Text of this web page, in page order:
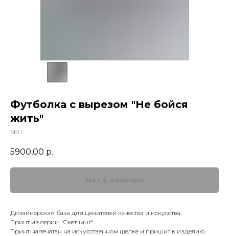
Футболка с вырезом "Не бойся
жить"
SKU:
5900,00 р.
Дизайнерская база для ценителей качества и искусства.
Принт из серии "Скетчинг"
Принт напечатан на искусственном шелке и пришит к изделию.